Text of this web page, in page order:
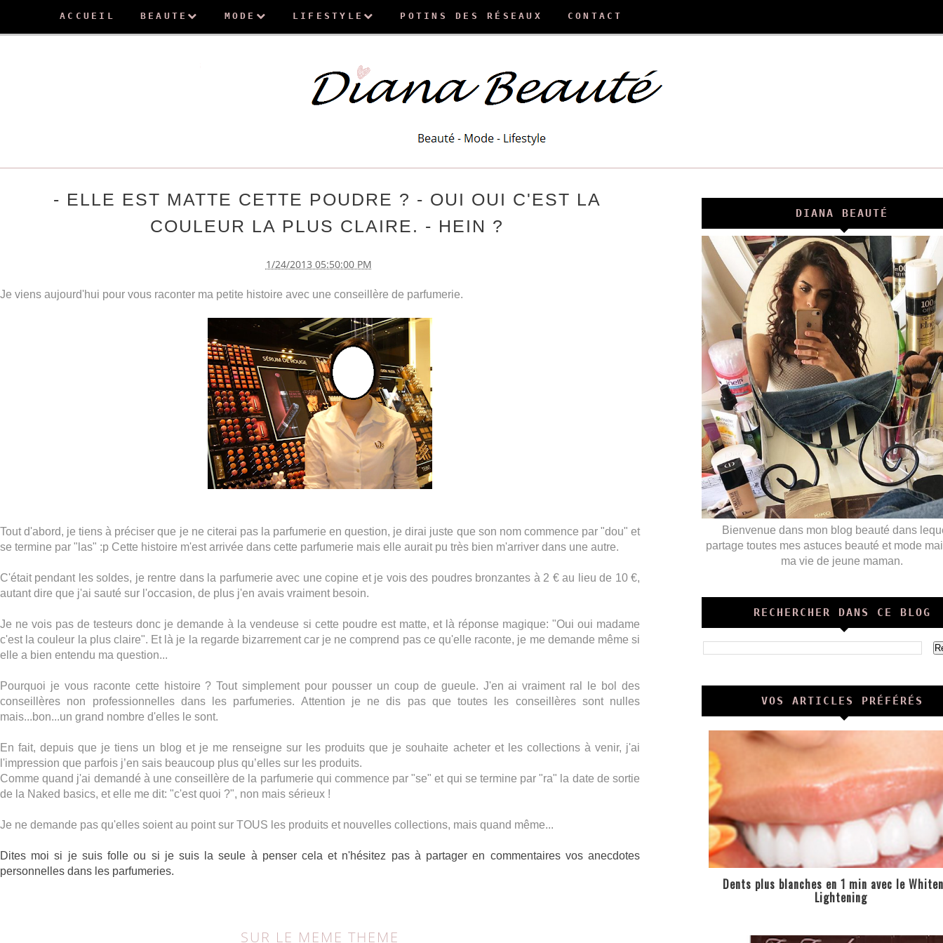
ACCUEIL BEAUTE MODE LIFESTYLE POTINS DES RÉSEAUX CONTACT
- ELLE EST MATTE CETTE POUDRE ? - OUI OUI C'EST LA
COULEUR LA PLUS CLAIRE. - HEIN ?
1/24/2013 05:50:00 PM
Je viens aujourd'hui pour vous raconter ma petite histoire avec une conseillère de parfumerie.
Tout d'abord, je tiens à préciser que je ne citerai pas la parfumerie en question, je dirai juste que son nom commence par "dou" et
se termine par "las" :p Cette histoire m'est arrivée dans cette parfumerie mais elle aurait pu très bien m'arriver dans une autre.
C'était pendant les soldes, je rentre dans la parfumerie avec une copine et je vois des poudres bronzantes à 2 € au lieu de 10 €,
autant dire que j'ai sauté sur l'occasion, de plus j'en avais vraiment besoin.
Je ne vois pas de testeurs donc je demande à la vendeuse si cette poudre est matte, et là réponse magique: "Oui oui madame
c'est la couleur la plus claire". Et là je la regarde bizarrement car je ne comprend pas ce qu'elle raconte, je me demande même si
elle a bien entendu ma question...
Pourquoi je vous raconte cette histoire ? Tout simplement pour pousser un coup de gueule. J'en ai vraiment ral le bol des
conseillères non professionnelles dans les parfumeries. Attention je ne dis pas que toutes les conseillères sont nulles
mais...bon...un grand nombre d'elles le sont.
En fait, depuis que je tiens un blog et je me renseigne sur les produits que je souhaite acheter et les collections à venir, j'ai
l'impression que parfois j’en sais beaucoup plus qu’elles sur les produits.
Comme quand j'ai demandé à une conseillère de la parfumerie qui commence par "se" et qui se termine par "ra" la date de sortie
de la Naked basics, et elle me dit: "c'est quoi ?", non mais sérieux !
Je ne demande pas qu'elles soient au point sur TOUS les produits et nouvelles collections, mais quand même...
Dites moi si je suis folle ou si je suis la seule à penser cela et n'hésitez pas à partager en commentaires vos anecdotes
personnelles dans les parfumeries.
SUR LE MEME THEME
DIANA BEAUTÉ
Bienvenue dans mon blog beauté dans
partage toutes mes astuces beauté et mode
ma vie de jeune maman.
RECHERCHER DANS CE BLOG
VOS ARTICLES PRÉFÉRÉS
Dents plus blanches en 1 min avec le
Lightening